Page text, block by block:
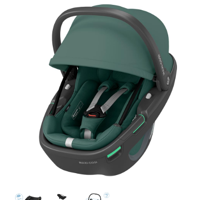
Barn og baby
Leker og spill
Mamma & Pappa
Møbler & seng
Tilbehør
Reservedeler
Kampanjer
Tips om gaver
Våre favoritter
Varemerker